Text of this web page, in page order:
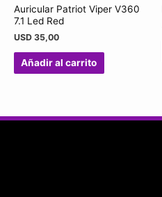
Auricular Patriot Viper V360
7.1 Led Red
USD 35,00
Añadir al carrito